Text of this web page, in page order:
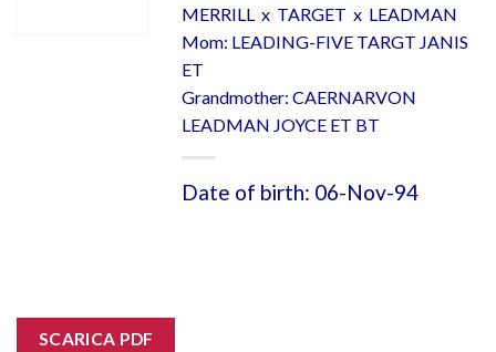
MERRILL x TARGET x LEADMAN
Mom: LEADING-FIVE TARGT JANIS
ET
Grandmother: CAERNARVON
LEADMAN JOYCE ET BT
Date of birth: 06-Nov-94
SCARICA PDF